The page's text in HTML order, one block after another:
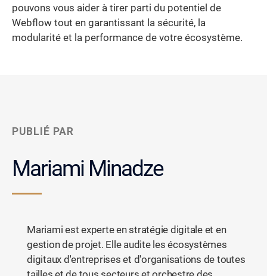
pouvons vous aider à tirer parti du potentiel de
Webflow tout en garantissant la sécurité, la
modularité et la performance de votre écosystème.
PUBLIÉ PAR
Mariami Minadze
Mariami est experte en stratégie digitale et en
gestion de projet. Elle audite les écosystèmes
digitaux d'entreprises et d'organisations de toutes